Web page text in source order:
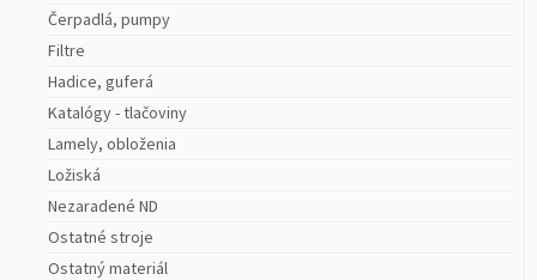
Čerpadlá, pumpy
Filtre
Hadice, guferá
Katalógy - tlačoviny
Lamely, obloženia
Ložiská
Nezaradené ND
Ostatné stroje
Ostatný materiál